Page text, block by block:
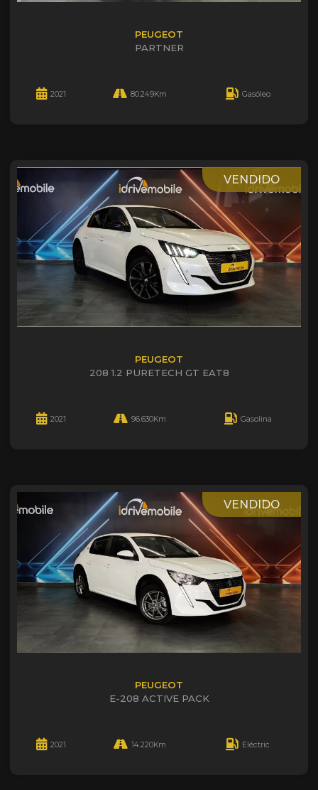
PEUGEOT
PARTNER
2021 80.249Km Gasóleo
VENDIDO
PEUGEOT
208 1.2 PURETECH GT EAT8
2021 96.630Km Gasolina
VENDIDO
PEUGEOT
E-208 ACTIVE PACK
2021 14.220Km Eléctric